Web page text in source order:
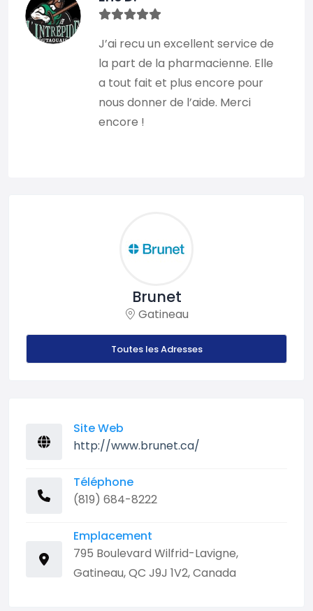
J’ai recu un excellent service de
la part de la pharmacienne. Elle
a tout fait et plus encore pour
nous donner de l’aide. Merci
encore !
Brunet
Gatineau
Toutes les Adresses
Site Web
http://www.brunet.ca/
Téléphone
(819) 684-8222
Emplacement
795 Boulevard Wilfrid-Lavigne,
Gatineau, QC J9J 1V2, Canada